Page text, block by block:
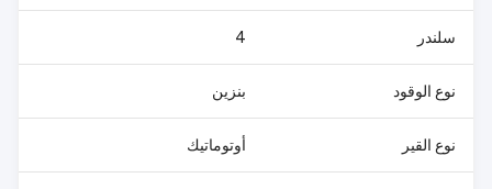
سلندر 4
نوع الوقود بنزين
نوع القير أوتوماتيك